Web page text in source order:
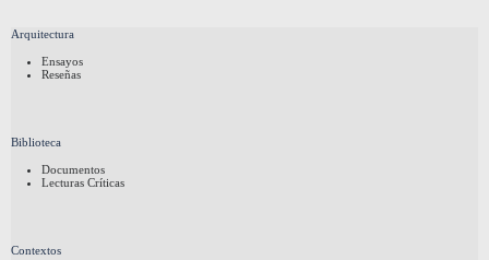
Arquitectura
Ensayos
Reseñas
Biblioteca
Documentos
Lecturas Críticas
Contextos